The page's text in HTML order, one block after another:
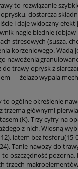
to rozwiązanie
dostarcza
i daje widoczny efekt
nagle blednie
stresowych (susza,
korzeniowego. Wadą
nawożenia
do trawy oprysk z
— żelazo wypala
to ogólne określenie
trzema głównymi
(K). Trzy cyfry na
z nich. Wiosną
latem bez fosforu(15-
Tanie nawozy do
oszczędność
trzech